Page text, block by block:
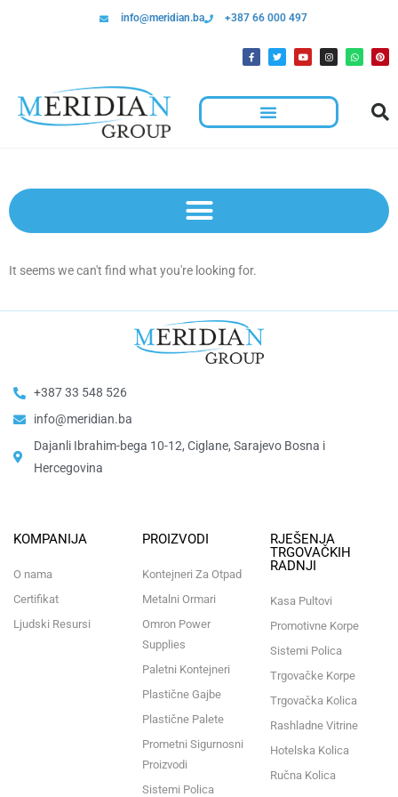
info@meridian.ba +387 66 000 497
It seems we can't find what you're looking for.
+387 33 548 526
info@meridian.ba
Dajanli Ibrahim-bega 10-12, Ciglane, Sarajevo Bosna i
Hercegovina​
KOMPANIJA
O nama
Certifikat
Ljudski Resursi
PROIZVODI
Kontejneri Za Otpad
Metalni Ormari
Omron Power
Supplies
Paletni Kontejneri
Plastične Gajbe
Plastične Palete
Prometni Sigurnosni
Proizvodi
Sistemi Polica
RJEŠENJA
TRGOVAČKIH
RADNJI
Kasa Pultovi
Promotivne Korpe
Sistemi Polica
Trgovačke Korpe
Trgovačka Kolica
Rashladne Vitrine
Hotelska Kolica
Ručna Kolica